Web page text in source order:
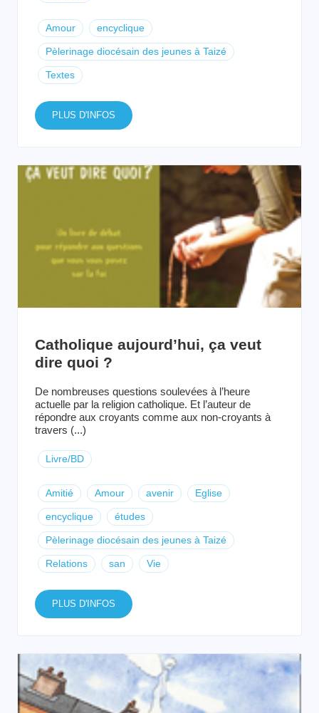
Amour encyclique
Pèlerinage diocésain des jeunes à Taizé
Textes
PLUS D'INFOS
Catholique aujourd’hui, ça veut
dire quoi ?
De nombreuses questions soulevées à l’heure
actuelle par la religion catholique. Et l’auteur de
répondre aux croyants comme aux non-croyants à
travers (...)
Livre/BD
Amitié Amour avenir Eglise
encyclique études
Pèlerinage diocésain des jeunes à Taizé
Relations san Vie
PLUS D'INFOS